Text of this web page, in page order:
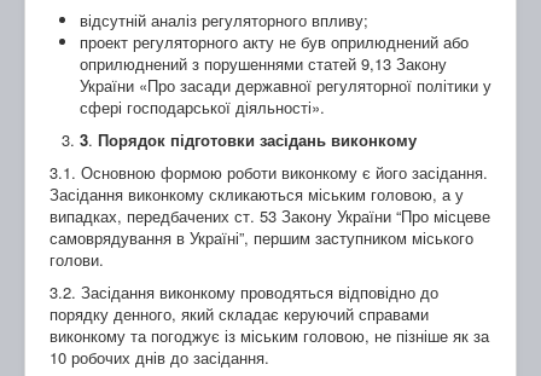
відсутній аналіз регуляторного впливу;
проект регуляторного акту не був оприлюднений або
оприлюднений з порушеннями статей 9,13 Закону
України «Про засади державної регуляторної політики у
сфері господарської діяльності».
3. Порядок підготовки засідань виконкому
3.1. Основною формою роботи виконкому є його засідання.
Засідання виконкому скликаються міським головою, а у
випадках, передбачених ст. 53 Закону України “Про місцеве
самоврядування в Україні”, першим заступником міського
голови.
3.2. Засідання виконкому проводяться відповідно до
порядку денного, який складає керуючий справами
виконкому та погоджує із міським головою, не пізніше як за
10 робочих днів до засідання.